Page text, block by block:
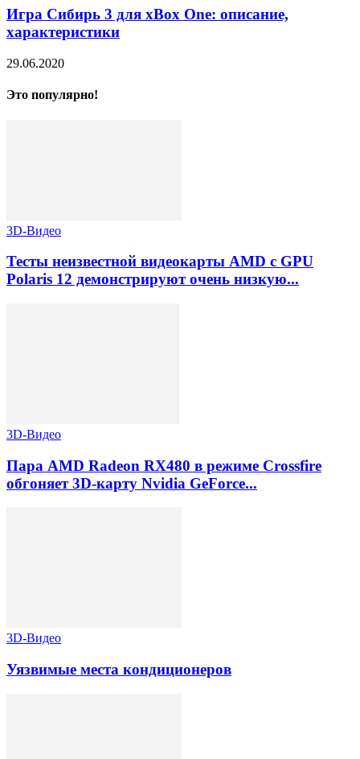
Игра Сибирь 3 для xBox One: описание,
характеристики
29.06.2020
Это популярно!
3D-Видео
Тесты неизвестной видеокарты AMD с GPU
Polaris 12 демонстрируют очень низкую...
3D-Видео
Пара AMD Radeon RX480 в режиме Crossfire
обгоняет 3D-карту Nvidia GeForce...
3D-Видео
Уязвимые места кондиционеров